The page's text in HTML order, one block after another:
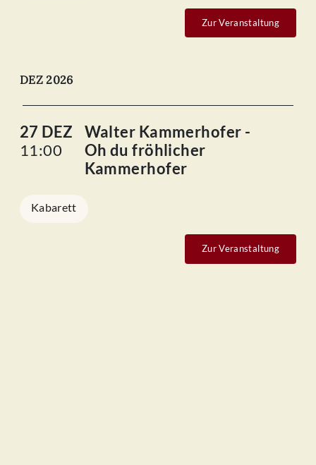
Zur Veranstaltung
DEZ 2026
27 DEZ
11:00
Walter Kammerhofer -
Oh du fröhlicher
Kammerhofer
Kabarett
Zur Veranstaltung